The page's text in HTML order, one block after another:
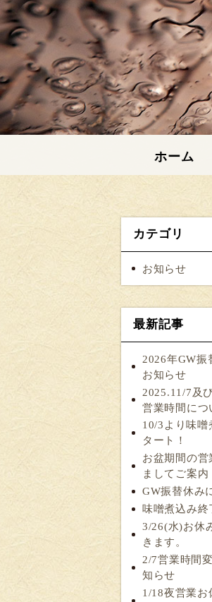
ホーム
カテゴリ
お知らせ
最新記事
2026年GW振
お知らせ
2025.11/7及
営業時間につ
10/3より味噌
タート！
お盆期間の営
ましてご案内
GW振替休み
味噌煮込み終
3/26(水)お休
きます。
2/7営業時間
知らせ
1/18夜営業お